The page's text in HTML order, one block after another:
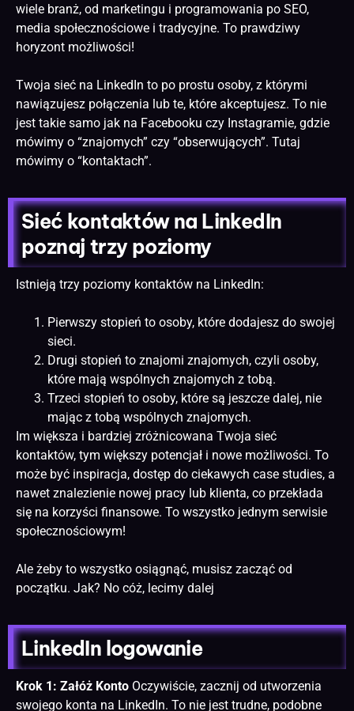
wiele branż, od marketingu i programowania po SEO,
media społecznościowe i tradycyjne. To prawdziwy
horyzont możliwości!
Twoja sieć na LinkedIn to po prostu osoby, z którymi
nawiązujesz połączenia lub te, które akceptujesz. To nie
jest takie samo jak na Facebooku czy Instagramie, gdzie
mówimy o “znajomych” czy “obserwujących”. Tutaj
mówimy o “kontaktach”.
Sieć kontaktów na LinkedIn
poznaj trzy poziomy
Istnieją trzy poziomy kontaktów na LinkedIn:
Pierwszy stopień to osoby, które dodajesz do swojej
sieci.
Drugi stopień to znajomi znajomych, czyli osoby,
które mają wspólnych znajomych z tobą.
Trzeci stopień to osoby, które są jeszcze dalej, nie
mając z tobą wspólnych znajomych.
Im większa i bardziej zróżnicowana Twoja sieć
kontaktów, tym większy potencjał i nowe możliwości. To
może być inspiracja, dostęp do ciekawych case studies, a
nawet znalezienie nowej pracy lub klienta, co przekłada
się na korzyści finansowe. To wszystko jednym serwisie
społecznościowym!
Ale żeby to wszystko osiągnąć, musisz zacząć od
początku. Jak? No cóż, lecimy dalej
LinkedIn logowanie
Krok 1: Załóż Konto Oczywiście, zacznij od utworzenia
swojego konta na LinkedIn. To nie jest trudne, podobne